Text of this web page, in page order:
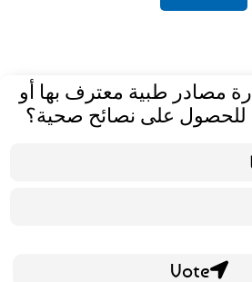
مصادر طبية معترف بها أو
على نصائح صحية؟